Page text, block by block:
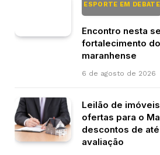
ESPORTE EM DEBATE
Encontro nesta
fortalecimento
maranhense
6 de agosto de 2026
Leilão de
ofertas para o
descontos de
avaliação